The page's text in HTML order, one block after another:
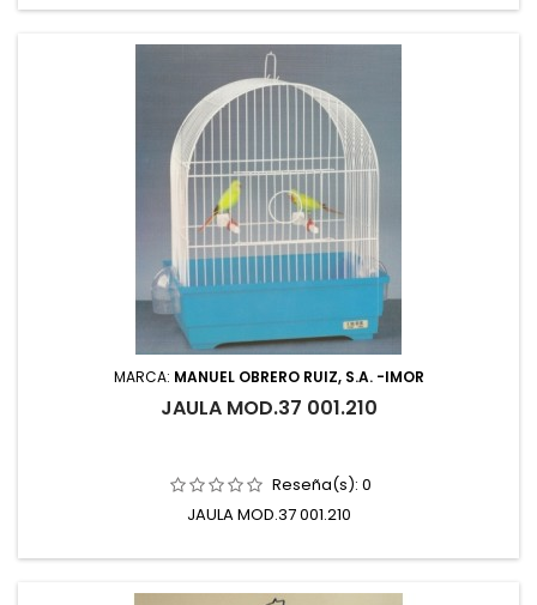
MARCA: MANUEL OBRERO RUIZ, S.A. -IMOR
JAULA MOD.37 001.210
Reseña(s): 0
JAULA MOD.37 001.210